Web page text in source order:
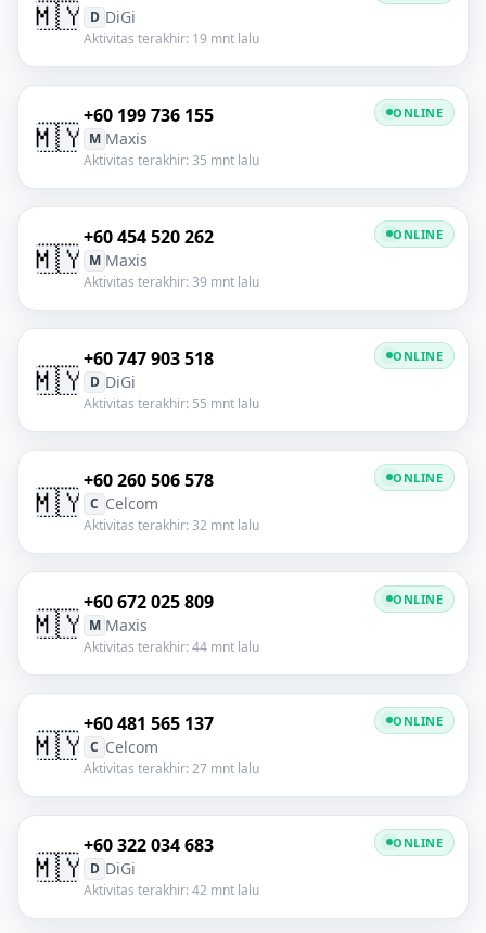
🇲🇾 D DiGi
Aktivitas terakhir: 19 mnt lalu
🇲🇾
+60 199 736 155
M Maxis
Aktivitas terakhir: 35 mnt lalu
ONLINE
🇲🇾
+60 454 520 262
M Maxis
Aktivitas terakhir: 39 mnt lalu
ONLINE
🇲🇾
+60 747 903 518
D DiGi
Aktivitas terakhir: 55 mnt lalu
ONLINE
🇲🇾
+60 260 506 578
C Celcom
Aktivitas terakhir: 32 mnt lalu
ONLINE
🇲🇾
+60 672 025 809
M Maxis
Aktivitas terakhir: 44 mnt lalu
ONLINE
🇲🇾
+60 481 565 137
C Celcom
Aktivitas terakhir: 27 mnt lalu
ONLINE
🇲🇾
+60 322 034 683
D DiGi
Aktivitas terakhir: 42 mnt lalu
ONLINE